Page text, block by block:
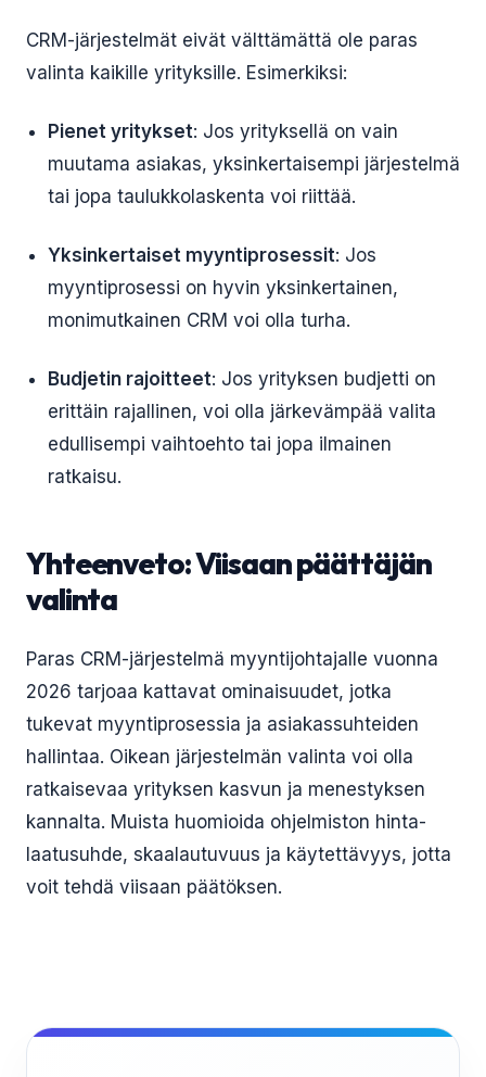
CRM-järjestelmät eivät välttämättä ole paras
valinta kaikille yrityksille. Esimerkiksi:
Pienet yritykset: Jos yrityksellä on vain
muutama asiakas, yksinkertaisempi järjestelmä
tai jopa taulukkolaskenta voi riittää.
Yksinkertaiset myyntiprosessit: Jos
myyntiprosessi on hyvin yksinkertainen,
monimutkainen CRM voi olla turha.
Budjetin rajoitteet: Jos yrityksen budjetti on
erittäin rajallinen, voi olla järkevämpää valita
edullisempi vaihtoehto tai jopa ilmainen
ratkaisu.
Yhteenveto: Viisaan päättäjän
valinta
Paras CRM-järjestelmä myyntijohtajalle vuonna
2026 tarjoaa kattavat ominaisuudet, jotka
tukevat myyntiprosessia ja asiakassuhteiden
hallintaa. Oikean järjestelmän valinta voi olla
ratkaisevaa yrityksen kasvun ja menestyksen
kannalta. Muista huomioida ohjelmiston hinta-
laatusuhde, skaalautuvuus ja käytettävyys, jotta
voit tehdä viisaan päätöksen.